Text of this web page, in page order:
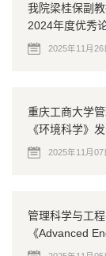
我院梁桂保副
2024年度优秀论
2025年11月26
重庆工商大学
《环境科学》
2025年11月07
管理科学与工
《Advanced